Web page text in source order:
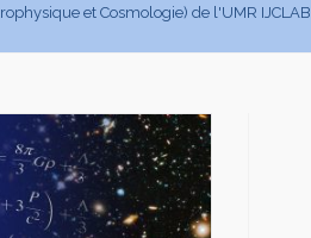
et Cosmologie) de l'UMR IJCLAB